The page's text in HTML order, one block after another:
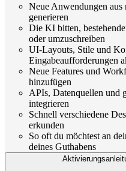
Neue Anwendungen aus
generieren
Die KI bitten,
oder umzuschreiben
UI-Layouts, Stile und
Eingabeaufforderungen
Neue Features und
hinzufügen
APIs, Datenquellen und
integrieren
Schnell verschiedene
erkunden
So oft du möchtest an
deines Guthabens